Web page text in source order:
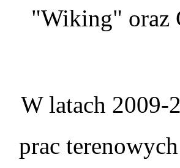
"Wiking" oraz
W latach 2009-
prac terenowych